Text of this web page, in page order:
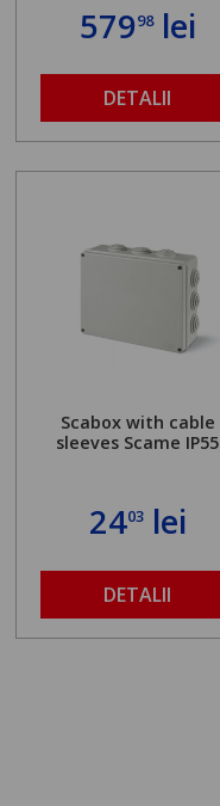
57998lei
DETALII
Scabox with cable
sleeves Scame IP55
2403lei
DETALII